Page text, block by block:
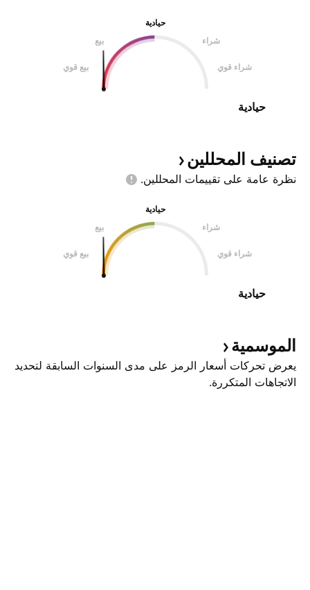
حيادية
بيع
شراء
بيع قوي شراء قوي
حيادية
تصنيف المحللين
نظرة عامة على تقييمات المحللين.
حيادية
بيع
شراء
بيع قوي شراء قوي
حيادية
الموسمية
يعرض تحركات أسعار الرمز على مدى السنوات السابقة لتحديد
الاتجاهات المتكررة.